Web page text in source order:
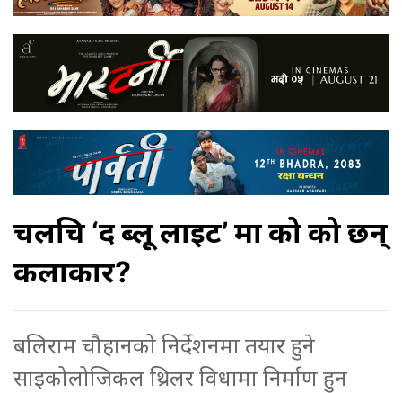
चलचित्र ‘द ब्लू लाइट’ मा को को छन्
कलाकार?
बलिराम चौहानको निर्देशनमा तयार हुने
साइकोलोजिकल थ्रिलर विधामा निर्माण हुन